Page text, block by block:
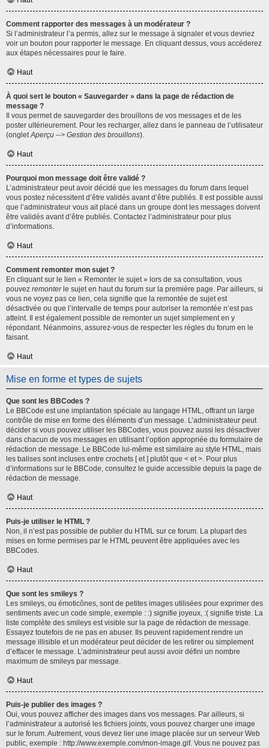
Comment rapporter des messages à un modérateur ?
Si l’administrateur l’a permis, allez sur le message à signaler et vous devriez
voir un bouton pour rapporter le message. En cliquant dessus, vous accéderez
aux étapes nécessaires pour le faire.
Haut
À quoi sert le bouton « Sauvegarder » dans la page de rédaction de
message ?
Il vous permet de sauvegarder des brouillons de vos messages et de les
poster ultérieurement. Pour les recharger, allez dans le panneau de l’utilisateur
(ongletAperçu --> Gestion des brouillons).
Haut
Pourquoi mon message doit être validé ?
L’administrateur peut avoir décidé que les messages du forum dans lequel
vous postez nécessitent d’être validés avant d’être publiés. Il est possible aussi
que l’administrateur vous ait placé dans un groupe dont les messages doivent
être validés avant d’être publiés. Contactez l’administrateur pour plus
d’informations.
Haut
Comment remonter mon sujet ?
En cliquant sur le lien « Remonter le sujet » lors de sa consultation, vous
pouvez remonterle sujet en haut du forum sur la première page. Par ailleurs, si
vous ne voyez pas ce lien, cela signifie que la remontée de sujet est
désactivée ou que l’intervalle de temps pour autoriser la remontée n’est pas
atteint. Il est également possible de remonter un sujet simplement en y
répondant. Néanmoins, assurez-vous de respecter les règles du forum en le
faisant.
Haut
Mise en forme et types de sujets
Que sont les BBCodes ?
Le BBCode est une implantation spéciale au langage HTML, offrant un large
contrôle de mise en forme des éléments d’un message. L’administrateur peut
décider si vous pouvez utiliser les BBCodes, vous pouvez aussi les désactiver
dans chacun de vos messages en utilisant l’option appropriée du formulaire de
rédaction de message. Le BBCode lui-même est similaire au style HTML, mais
les balises sont incluses entre crochets [ et ] plutôt que < et >. Pour plus
d’informations sur le BBCode, consultez le guide accessible depuis la page de
rédaction de message.
Haut
Puis-je utiliser le HTML ?
Non, il n’est pas possible de publier du HTML sur ce forum. La plupart des
mises en forme permises par le HTML peuvent être appliquées avec les
BBCodes.
Haut
Que sont les smileys ?
Les smileys, ou émoticônes, sont de petites images utilisées pour exprimer des
sentiments avec un code simple, exemple : :) signifie joyeux, :( signifie triste. La
liste complète des smileys est visible sur la page de rédaction de message.
Essayez toutefois de ne pas en abuser. Ils peuvent rapidement rendre un
message illisible et un modérateur peut décider de les retirer ou simplement
d’effacer le message. L’administrateur peut aussi avoir défini un nombre
maximum de smileys par message.
Haut
Puis-je publier des images ?
Oui, vous pouvez afficher des images dans vos messages. Par ailleurs, si
l’administrateur a autorisé les fichiers joints, vous pouvez charger une image
sur le forum. Autrement, vous devez lier une image placée sur un serveur Web
public, exemple : http://www.exemple.com/mon-image.gif. Vous ne pouvez pas